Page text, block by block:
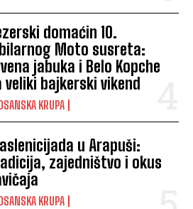
domaćin 10.
Moto susreta:
jabuka i Belo Kopche
veliki bajkerski vikend
KRUPA
u Arapuši:
zajedništvo i okus
KRUPA